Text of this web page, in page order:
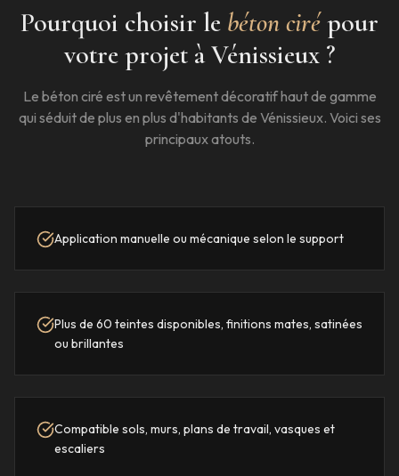
Pourquoi choisir le béton cirépour
votre projet àVénissieux?
Le béton ciré est un revêtement décoratif haut de gamme
qui séduit de plus en plus d'habitants de Vénissieux. Voici ses
principaux atouts.
Application manuelle ou mécanique selon le support
Plus de 60 teintes disponibles, finitions mates, satinées
ou brillantes
Compatible sols, murs, plans de travail, vasques et
escaliers